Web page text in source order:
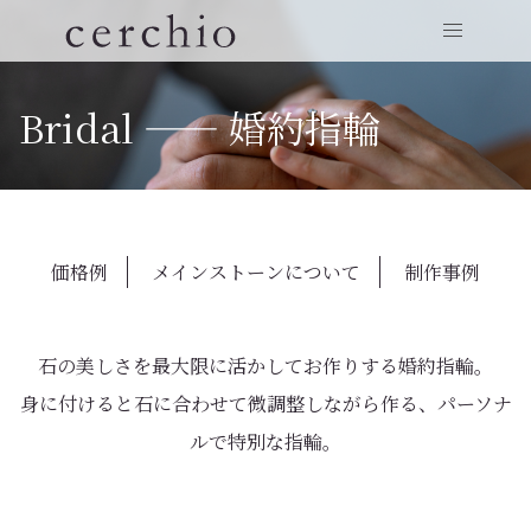
Bridal —— 婚約指輪
価格例 メインストーンについて 制作事例
石の美しさを最大限に活かしてお作りする婚約指輪。
身に付けると石に合わせて微調整しながら作る、パーソナ
ルで特別な指輪。